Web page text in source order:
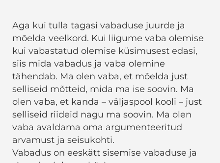
Aga kui tulla tagasi vabaduse juurde ja
mõelda veelkord. Kui liigume vaba olemise
kui vabastatud olemise küsimusest edasi,
siis mida vabadus ja vaba olemine
tähendab. Ma olen vaba, et mõelda just
selliseid mõtteid, mida ma ise soovin. Ma
olen vaba, et kanda – väljaspool kooli – just
selliseid riideid nagu ma soovin. Ma olen
vaba avaldama oma argumenteeritud
arvamust ja seisukohti.
Vabadus on eeskätt sisemise vabaduse ja